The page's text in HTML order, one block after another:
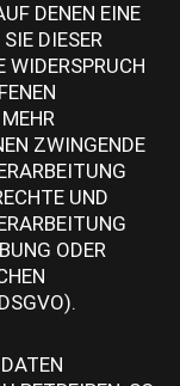
DENEN EINE
DIESER
WIDERSPRUCH
ZWINGENDE
UND
ODER